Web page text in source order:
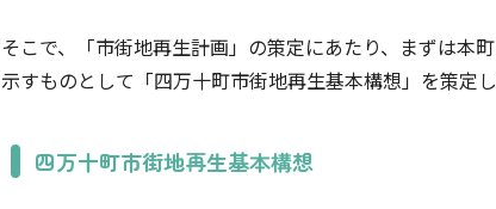
そこで、「市街地再生計画」の策定にあたり、まずは本
示すものとして「四万十町市街地再生基本構想」を策定
四万十町市街地再生基本構想